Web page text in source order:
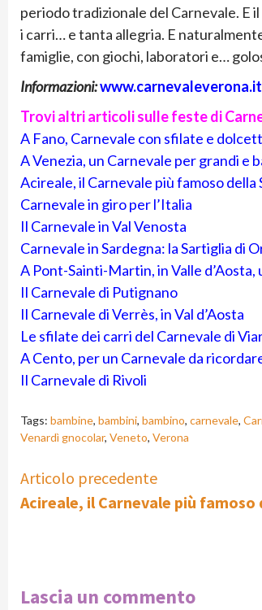
periodo tradizionale del Carnevale. E
i carri… e tanta allegria. E
famiglie, con giochi, laboratori e…
Informazioni:www.carnevaleverona.it
Trovi altri articoli sulle feste di
A Fano, Carnevale con sfilate e
A Venezia, un Carnevale per grandi e
Acireale, il Carnevale più famoso della
Carnevale in giro per l’Italia
Il Carnevale in Val Venosta
Carnevale in Sardegna: la Sartiglia di
A Pont-Sainti-Martin, in Valle
Il Carnevale di Putignano
Il Carnevale di Verrès, in Val d’Aosta
Le sfilate dei carri del Carnevale di
A Cento, per un Carnevale da
Il Carnevale di Rivoli
Tags: bambine, bambini, bambino, carnevale,
Venardì gnocolar, Veneto, Verona
Continue
Reading
Articolo precedente
Acireale, il Carnevale più famoso
Lascia un commento